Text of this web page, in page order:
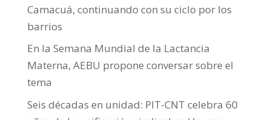
Camacuá, continuando con su ciclo por los
barrios
En la Semana Mundial de la Lactancia
Materna, AEBU propone conversar sobre el
tema
Seis décadas en unidad: PIT-CNT celebra 60